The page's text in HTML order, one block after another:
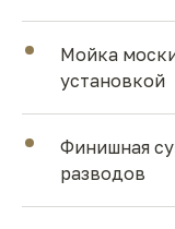
Мойка
установкой
Финишная
разводов